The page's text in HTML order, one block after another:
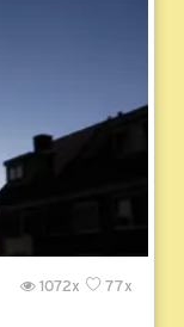
77x
1072x